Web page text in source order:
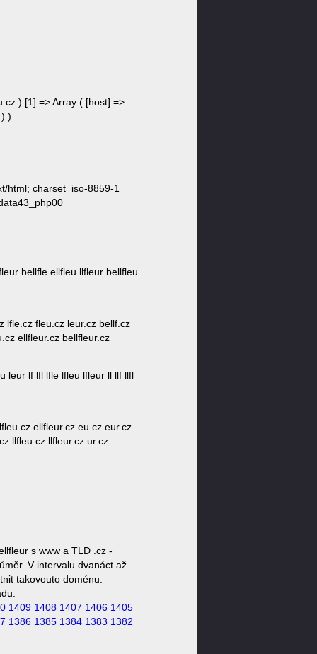
) [1] => Array ( [host] =>
)
html; charset=iso-8859-1
bellfle ellfleu llfleur bellfleu
lfle.cz fleu.cz leur.cz bellf.cz
ellfleur.cz bellfleur.cz
leur lf lfl lfle lfleu lfleur ll llf llfl
ellfleur.cz eu.cz eur.cz
llfleu.cz llfleur.cz ur.cz
s www a TLD .cz -
V intervalu dvanáct až
takovouto doménu.
1409 1408 1407 1406 1405
1386 1385 1384 1383 1382